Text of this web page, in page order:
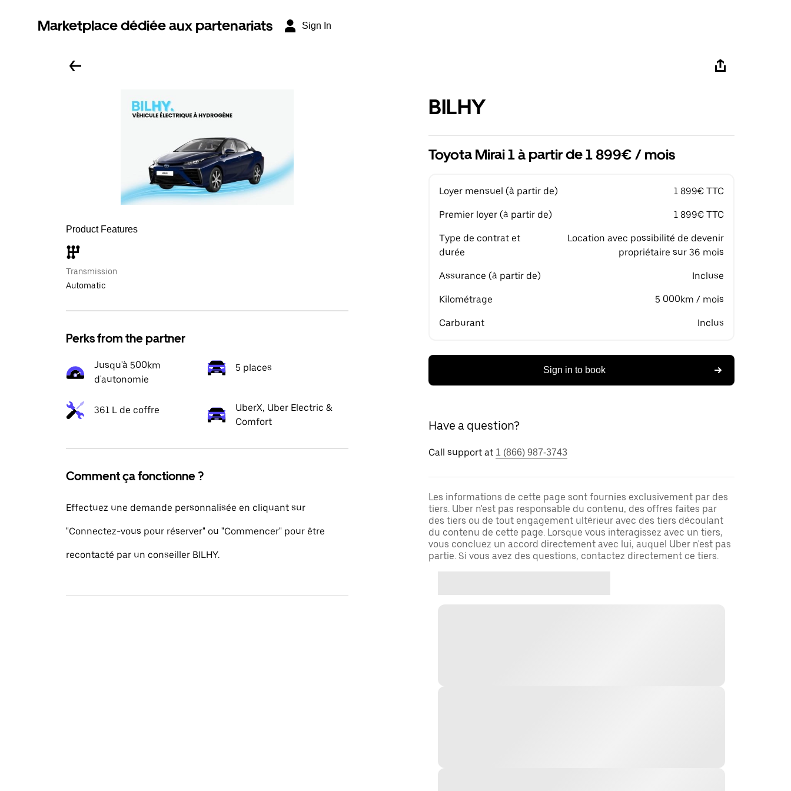
Marketplace dédiée aux partenariats Sign In
Product Features
Transmission
Automatic
Perks from the partner
Jusqu'à 500km
d'autonomie
5 places
361 L de coffre
UberX, Uber Electric &
Comfort
Comment ça fonctionne ?
Effectuez une demande personnalisée en cliquant sur
"Connectez-vous pour réserver" ou "Commencer" pour être
recontacté par un conseiller BILHY.
BILHY
Toyota Mirai 1 à partir de 1 899€ / mois
Loyer mensuel (à partir de) 1 899€ TTC
Premier loyer (à partir de) 1 899€ TTC
Type de contrat et
durée
Location avec possibilité de devenir
propriétaire sur 36 mois
Assurance (à partir de) Incluse
Kilométrage 5 000km / mois
Carburant Inclus
Sign in to book
Have a question?
Call support at 1 (866) 987-3743
Les informations de cette page sont fournies exclusivement par des
tiers. Uber n'est pas responsable du contenu, des offres faites par
des tiers ou de tout engagement ultérieur avec des tiers découlant
du contenu de cette page. Lorsque vous interagissez avec un tiers,
vous concluez un accord directement avec lui, auquel Uber n'est pas
partie. Si vous avez des questions, contactez directement ce tiers.